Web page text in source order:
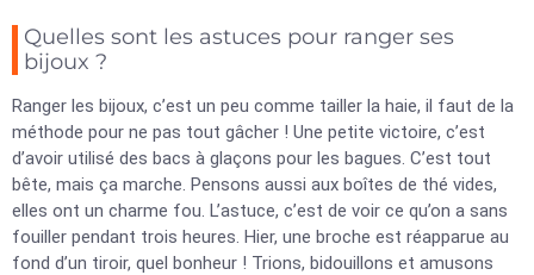
Quelles sont les astuces pour ranger ses
bijoux ?
Ranger les bijoux, c’est un peu comme tailler la haie, il faut de la
méthode pour ne pas tout gâcher ! Une petite victoire, c’est
d’avoir utilisé des bacs à glaçons pour les bagues. C’est tout
bête, mais ça marche. Pensons aussi aux boîtes de thé vides,
elles ont un charme fou. L’astuce, c’est de voir ce qu’on a sans
fouiller pendant trois heures. Hier, une broche est réapparue au
fond d’un tiroir, quel bonheur ! Trions, bidouillons et amusons